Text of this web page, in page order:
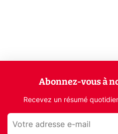
Abonnez-vous à
Recevez un résumé